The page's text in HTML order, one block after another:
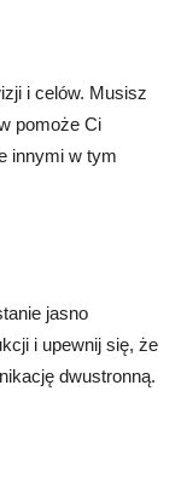
i celów. Musisz
pomoże Ci
innymi w tym
jasno
i upewnij się, że
dwustronną.